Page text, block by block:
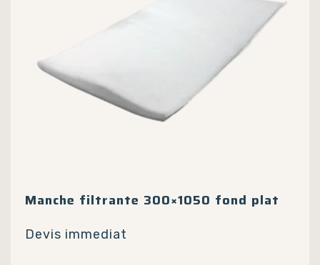
Manche filtrante 300×1050 fond plat
Devis immediat